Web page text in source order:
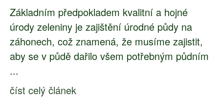
Základním předpokladem kvalitní a hojné
úrody zeleniny je zajištění úrodné půdy na
záhonech, což znamená, že musíme zajistit,
aby se v půdě dařilo všem potřebným půdním
...
číst celý článek